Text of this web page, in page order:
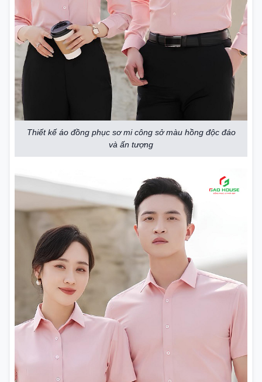
Thiết kế áo đồng phục sơ mi công sở màu hồng độc đáo
và ấn tượng